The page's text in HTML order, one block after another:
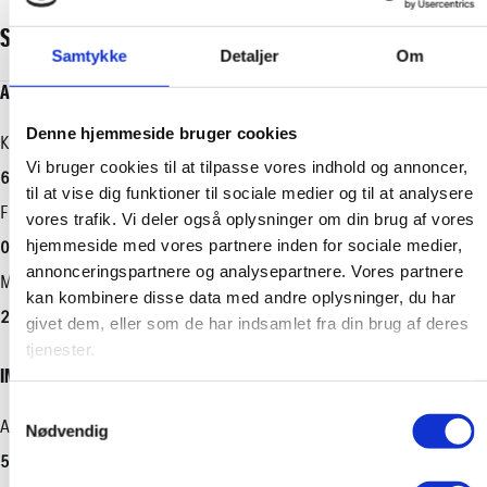
Samtykke Detaljer Om
Denne hjemmeside bruger cookies
Vi bruger cookies til at tilpasse vores indhold og annoncer,
til at vise dig funktioner til sociale medier og til at analysere
vores trafik. Vi deler også oplysninger om din brug af vores
hjemmeside med vores partnere inden for sociale medier,
annonceringspartnere og analysepartnere. Vores partnere
kan kombinere disse data med andre oplysninger, du har
givet dem, eller som de har indsamlet fra din brug af deres
tjenester.
Nødvendig
- Regnsensor
**Sikkerhed og komfort:**
- Fartpilot og adaptiv fartpilot
- Vejbaneassistent
- Automatisk nødbremsesystem
- Keyless go/nøglefri adgang
- Toyota Relax 10 års service aktiveret garanti
Bilen er med fortsat fuld fabriksgaranti og Toyota Relax, og
prisen er ekskl. moms. Den er velegnet til både privat og
erhvervsmæssig brug. Hvis du er interesseret, er du velkommen
til at kontakte os på horsens@toyota.dk. Bilen kan ses i
Horsens.
SPECIFIKATIONER
ALDER OG KILOMETERSTAND
Kilometerstand
64.896 km
Første indregistrering
09.01.2024
Modelår
2024
INDRETNING OG TYPE
Antal døre
5
MOTOR OG YDELSE
0-100 km/t
7,60 sek.
Tophastighed
180 km/t
Maksimal effekt
197 HK
Motorstørrelse
2,0 l
Drivmiddel
Hybrid (Benzin / El)
ELEKTRISKE EGENSKABER
Batteristørrelse
-
Rækkevidde (WLTP)
-
CO2 Udledning
114,00 g/km
Maks. ladeeffekt
-
Maks. ladeeffekt (hjemme)
-
RUMMELIGHED OG MÅL
Køreklar vægt
1540 kg
Totalvægt
2720 kg
Antal sæder
2
Bredde
1825 mm
Højde
1620 mm
ØKONOMI
Brændstofforbrug (NEDC)
19,60 km/l
Grøn ejerafgift (årlig)
1260
Leveringsomkostninger (inkl.)
4.620 kr.